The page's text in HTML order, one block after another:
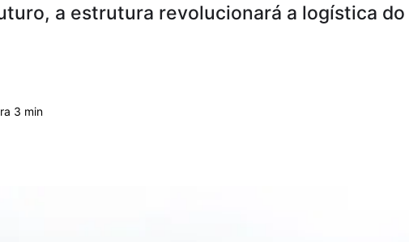
a estrutura revolucionará a logística